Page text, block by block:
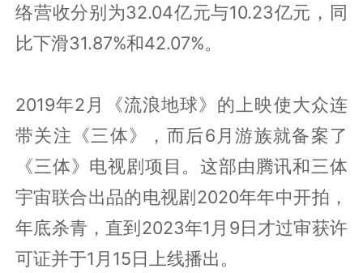
络营收分别为32.04亿元与10.23亿元，同
比下滑31.87%和42.07%。
2019年2月《流浪地球》的上映使大众连
带关注《三体》，而后6月游族就备案了
《三体》电视剧项目。这部由腾讯和三体
宇宙联合出品的电视剧2020年年中开拍，
年底杀青，直到2023年1月9日才过审获许
可证并于1月15日上线播出。